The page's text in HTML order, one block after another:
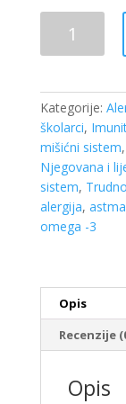
perlice
vitaminima
A
D
30
kapsula
količina
Kategorije:
školarci,
mišićni sistem,
Njegovana i
sistem,
alergija, astma
omega -3
Opis
Recenzije
Opis